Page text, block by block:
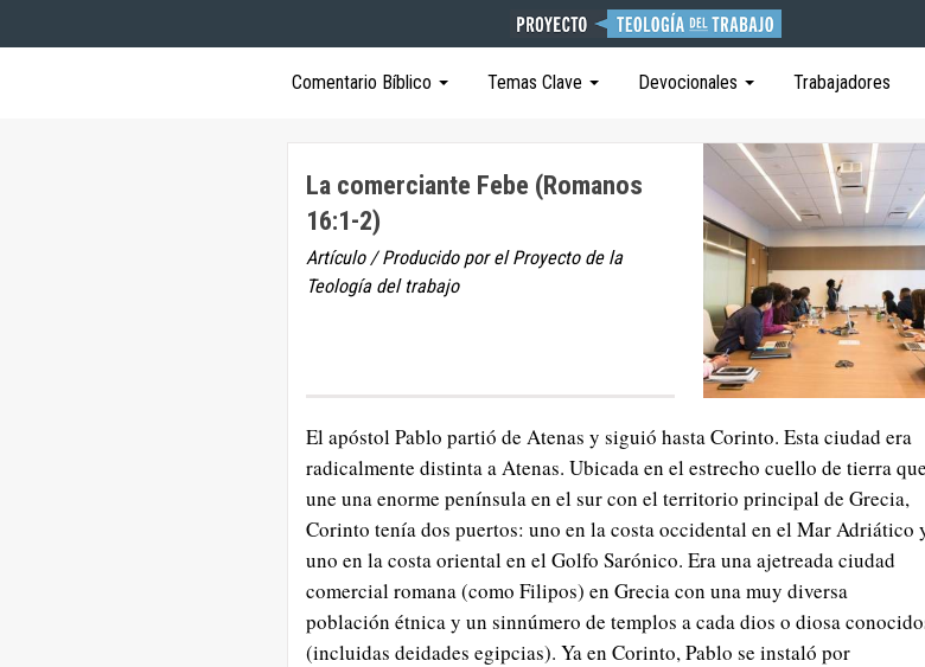
Comentario Bíblico Temas Clave Devocionales Trabajadores
La comerciante Febe (Romanos
16:1-2)
Artículo / Producido por el Proyecto de la
Teología del trabajo
El apóstol Pablo partió de Atenas y siguió hasta Corinto. Esta ciudad era
radicalmente distinta a Atenas. Ubicada en el estrecho cuello de tierra que
une una enorme península en el sur con el territorio principal de Grecia,
Corinto tenía dos puertos: uno en la costa occidental en el Mar Adriático
uno en la costa oriental en el Golfo Sarónico. Era una ajetreada ciudad
comercial romana (como Filipos) en Grecia con una muy diversa
población étnica y un sinnúmero de templos a cada dios o diosa
(incluidas deidades egipcias). Ya en Corinto, Pablo se instaló por